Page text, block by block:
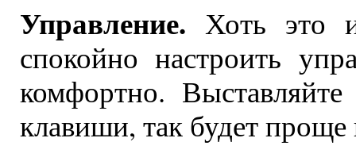
Управление. Хоть это
спокойно настроить
комфортно.
клавиши, так будет проще